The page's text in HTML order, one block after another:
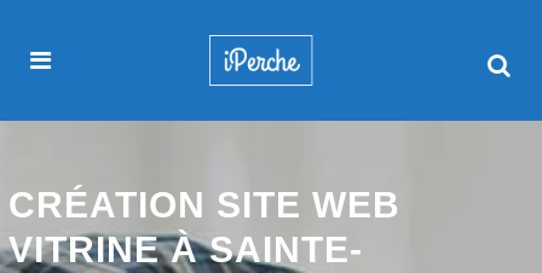
CRÉATION SITE WEB
VITRINE À SAINTE-